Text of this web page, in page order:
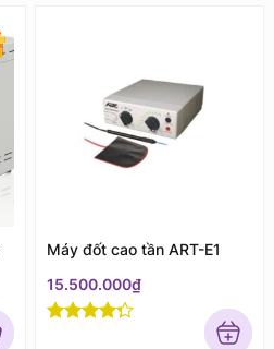
Máy đốt cao tần ART-E1
15.500.000₫